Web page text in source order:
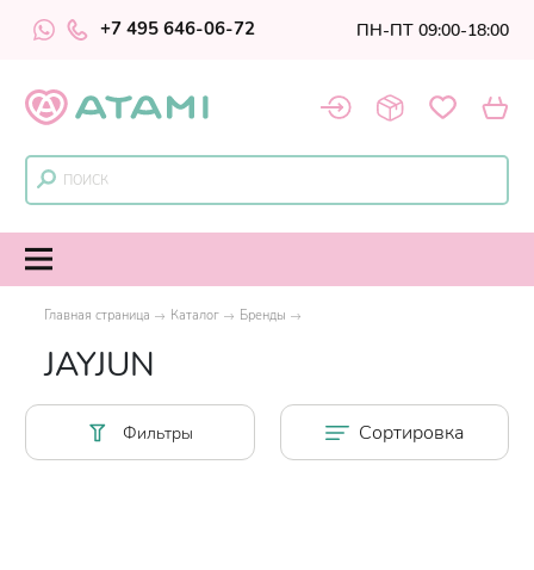
+7 495 646-06-72 ПН-ПТ 09:00-18:00
Главная страница Каталог Бренды
JAYJUN
Фильтры Сортировка